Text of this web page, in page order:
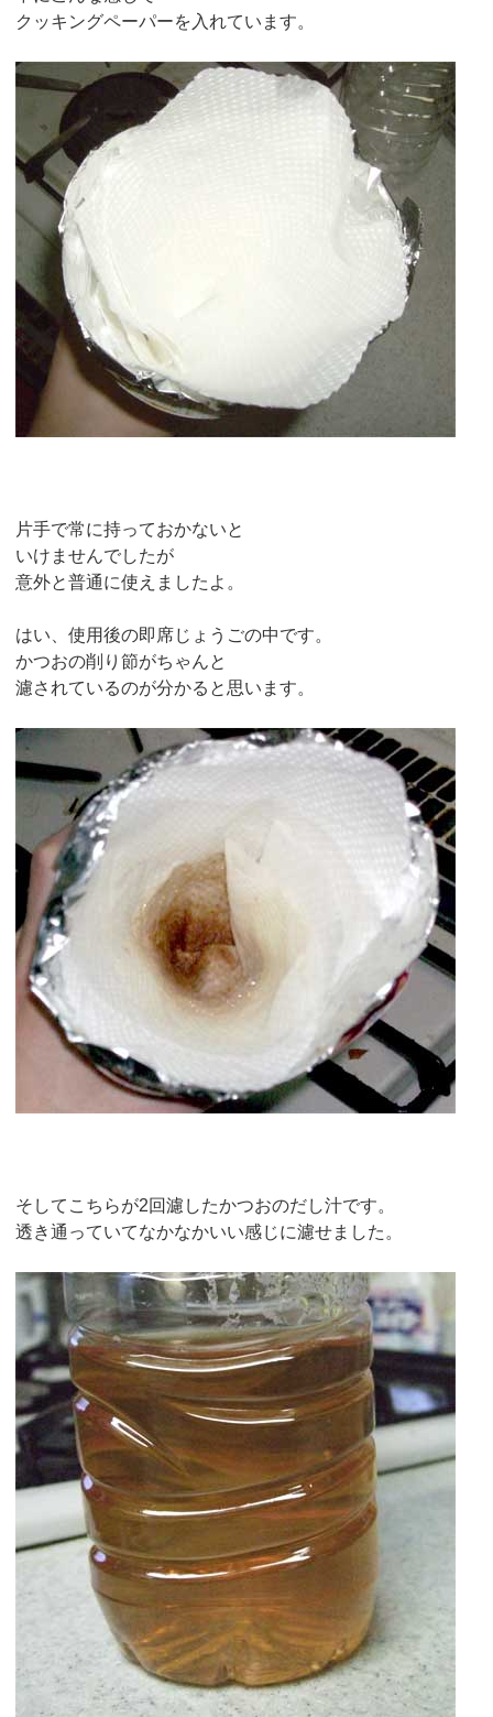
クッキングペーパーを入れています。
片手で常に持っておかないと
いけませんでしたが
意外と普通に使えましたよ。
はい、使用後の即席じょうごの中です。
かつおの削り節がちゃんと
濾されているのが分かると思います。
そしてこちらが2回濾したかつおのだし汁です。
透き通っていてなかなかいい感じに濾せました。